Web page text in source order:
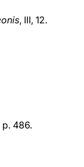
, III, 12.
p. 486.